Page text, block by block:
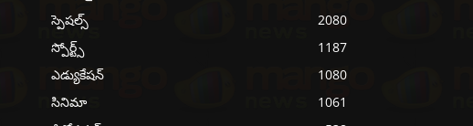
స్పెషల్స్
2080
స్పోర్ట్స్
1187
ఎడ్యుకేషన్
1080
సినిమా
1061